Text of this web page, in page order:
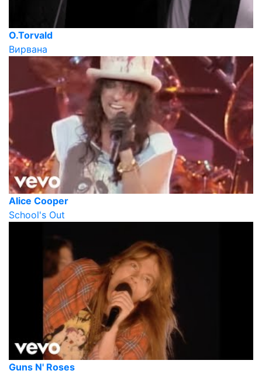
O.Torvald
Вирвана
Alice Cooper
School's Out
Guns N' Roses